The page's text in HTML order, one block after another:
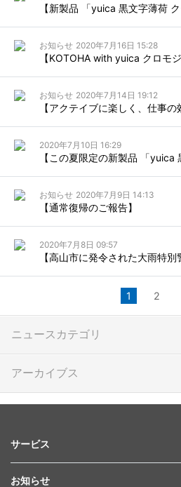
お知らせ 2020年7月16日 15:28
お知らせ 2020年7月14日 19:12
2020年7月10日 16:29
お知らせ 2020年7月9日 14:13
【通常復帰のご報告】
2020年7月8日 09:57
【高山市に発令された大雨特別
1 2
ニュースカテゴリ
アーカイブス
サービス
お知らせ